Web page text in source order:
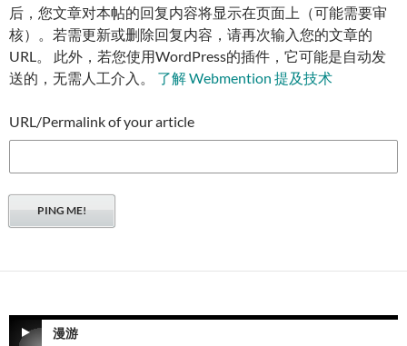
后，您文章对本帖的回复内容将显示在页面上（可能需要审
核）。若需更新或删除回复内容，请再次输入您的文章的
URL。 此外，若您使用WordPress的插件，它可能是自动发
送的，无需人工介入。 了解 Webmention 提及技术
URL/Permalink of your article
漫游